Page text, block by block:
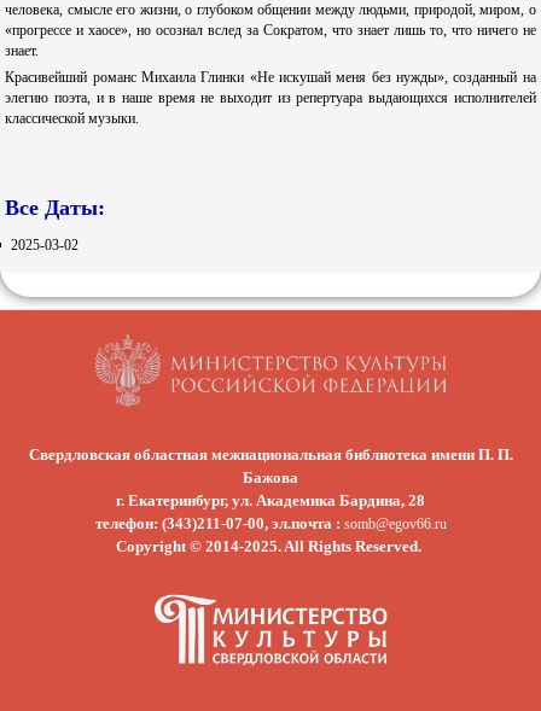
человека, смысле его жизни, о глубоком общении между людьми, природой, миром, о
«прогрессе и хаосе», но осознал вслед за Сократом, что знает лишь то, что ничего не
знает.
Красивейший романс Михаила Глинки «Не искушай меня без нужды», созданный на
элегию поэта, и в наше время не выходит из репертуара выдающихся исполнителей
классической музыки.
Все Даты:
2025-03-02
Свердловская областная межнациональная библиотека имени П. П.
Бажова
г. Екатеринбург, ул. Академика Бардина, 28
телефон: (343)211-07-00, эл.почта : somb@egov66.ru
Copyright © 2014-2025. All Rights Reserved.